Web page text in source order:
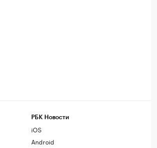
РБК Новости
iOS
Android